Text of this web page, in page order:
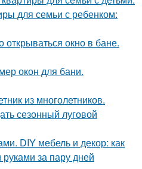
для семьи с ребенком:
открываться окно в бане.
окон для бани.
из многолетников.
сезонный луговой
DIY мебель и декор: как
за пару дней